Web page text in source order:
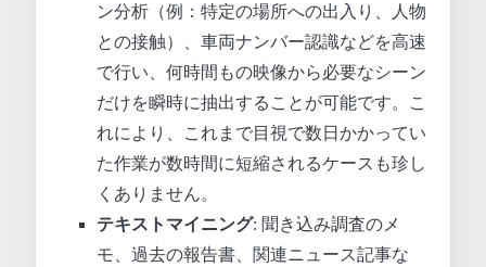
ン分析（例：特定の場所への出入り、人物
との接触）、車両ナンバー認識などを高速
で行い、何時間もの映像から必要なシーン
だけを瞬時に抽出することが可能です。こ
れにより、これまで目視で数日かかってい
た作業が数時間に短縮されるケースも珍し
くありません。
テキストマイニング: 聞き込み調査のメ
モ、過去の報告書、関連ニュース記事な